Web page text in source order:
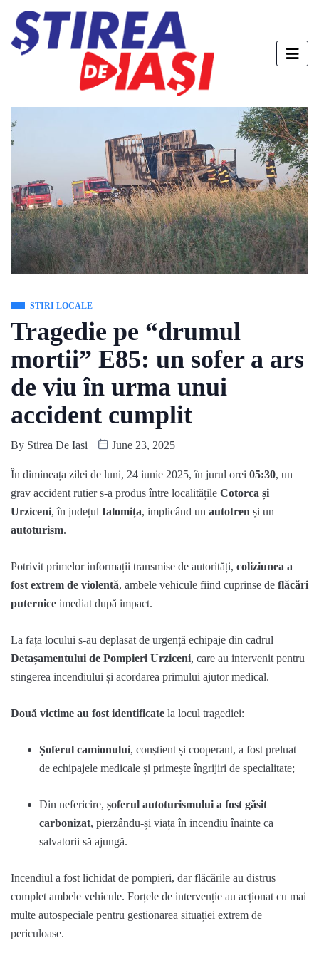
STIRI LOCALE
Tragedie pe “drumul
mortii” E85: un sofer a ars
de viu în urma unui
accident cumplit
By Stirea De Iasi June 23, 2025
În dimineața zilei de luni, 24 iunie 2025, în jurul orei 05:30, un
grav accident rutier s-a produs între localitățile Cotorca și
Urziceni, în județul Ialomița, implicând un autotren și un
autoturism.
Potrivit primelor informații transmise de autorități, coliziunea a
fost extrem de violentă, ambele vehicule fiind cuprinse de flăcări
puternice imediat după impact.
La fața locului s-au deplasat de urgență echipaje din cadrul
Detașamentului de Pompieri Urziceni, care au intervenit pentru
stingerea incendiului și acordarea primului ajutor medical.
Două victime au fost identificate la locul tragediei:
Șoferul camionului, conștient și cooperant, a fost preluat
de echipajele medicale și primește îngrijiri de specialitate;
Din nefericire, șoferul autoturismului a fost găsit
carbonizat, pierzându-și viața în incendiu înainte ca
salvatorii să ajungă.
Incendiul a fost lichidat de pompieri, dar flăcările au distrus
complet ambele vehicule. Forțele de intervenție au acționat cu mai
multe autospeciale pentru gestionarea situației extrem de
periculoase.